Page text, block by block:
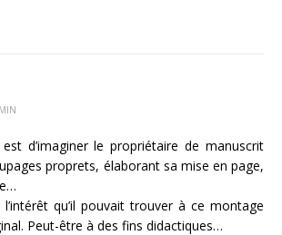
d’imaginer le propriétaire de manuscrit
proprets, élaborant sa mise en page,
l’intérêt qu’il pouvait trouver à ce montage
Peut-être à des fins didactiques…